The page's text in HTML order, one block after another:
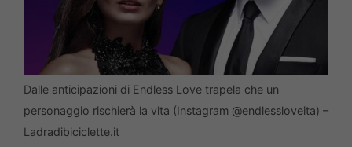
Dalle anticipazioni di Endless Love trapela che un
personaggio rischierà la vita (Instagram @endlessloveita) –
Ladradibiciclette.it